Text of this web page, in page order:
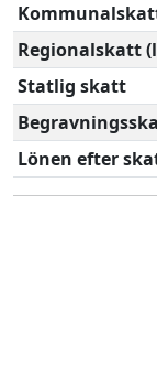
Regionalskatt
Statlig skatt
Lönen efter